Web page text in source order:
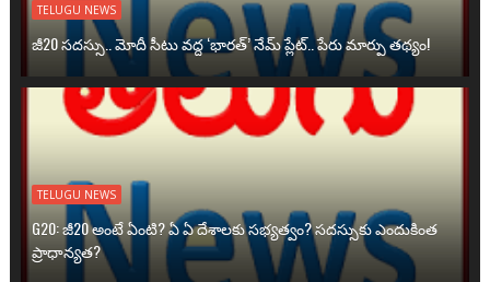
TELUGU NEWS
జీ20 సదస్సు.. మోదీ సీటు వద్ద ‘భారత్’ నేమ్ ప్లేట్‌.. పేరు మార్పు తథ్యం!
TELUGU NEWS
G20: జీ20 అంటే ఏంటి? ఏ ఏ దేశాలకు సభ్యత్వం? సదస్సుకు ఎందుకింత
ప్రాధాన్యత?